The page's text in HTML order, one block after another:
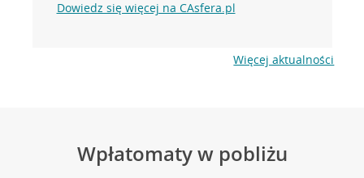
Dowiedz się więcej na CAsfera.pl
Więcej aktualności
Wpłatomaty w pobliżu